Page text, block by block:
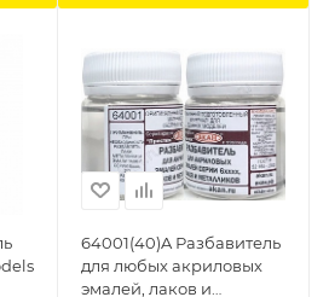
64001(40)A Разбавитель
для любых акриловых
эмалей, лаков и